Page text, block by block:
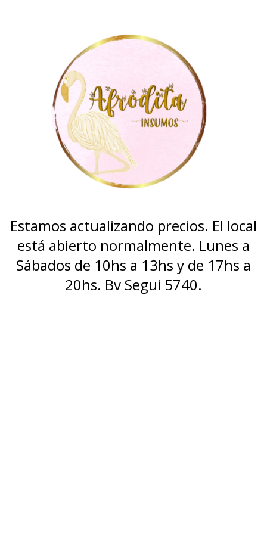
Estamos actualizando precios. El local
está abierto normalmente. Lunes a
Sábados de 10hs a 13hs y de 17hs a
20hs. Bv Segui 5740.